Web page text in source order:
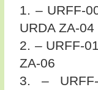
1. – URFF-
URDA ZA-04
2. – URFF-
ZA-06
3. – URFF-